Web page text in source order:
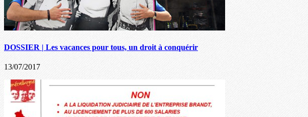
DOSSIER | Les vacances pour tous, un droit à conquérir
13/07/2017